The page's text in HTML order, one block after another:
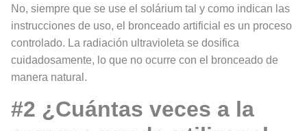
No, siempre que se use el solárium tal y como indican las
instrucciones de uso, el bronceado artificial es un proceso
controlado. La radiación ultravioleta se dosifica
cuidadosamente, lo que no ocurre con el bronceado de
manera natural.
#2 ¿Cuántas veces a la